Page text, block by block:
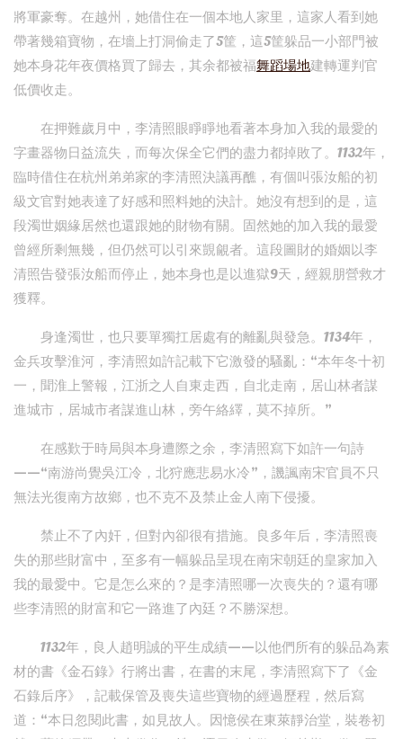
將軍豪奪。在越州，她借住在一個本地人家里，這家人看到她
帶著幾箱寶物，在墻上打洞偷走了5筐，這5筐躲品一小部門被
她本身花年夜價格買了歸去，其余都被福舞蹈場地建轉運判官
低價收走。
在押難歲月中，李清照眼睜睜地看著本身加入我的最愛的
字畫器物日益流失，而每次保全它們的盡力都掉敗了。1132年，
臨時借住在杭州弟弟家的李清照決議再醮，有個叫張汝船的初
級文官對她表達了好感和照料她的決計。她沒有想到的是，這
段濁世姻緣居然也還跟她的財物有關。固然她的加入我的最愛
曾經所剩無幾，但仍然可以引來覬覦者。這段圖財的婚姻以李
清照告發張汝船而停止，她本身也是以進獄9天，經親朋營救才
獲釋。
身逢濁世，也只要單獨扛居處有的離亂與發急。1134年，
金兵攻擊淮河，李清照如許記載下它激發的騷亂：“本年冬十初
一，聞淮上警報，江浙之人自東走西，自北走南，居山林者謀
進城市，居城市者謀進山林，旁午絡繹，莫不掉所。”
在感歎于時局與本身遭際之余，李清照寫下如許一句詩
——“南游尚覺吳江冷，北狩應悲易水冷”，譏諷南宋官員不只
無法光復南方故鄉，也不克不及禁止金人南下侵擾。
禁止不了內奸，但對內卻很有措施。良多年后，李清照喪
失的那些財富中，至多有一幅躲品呈現在南宋朝廷的皇家加入
我的最愛中。它是怎么來的？是李清照哪一次喪失的？還有哪
些李清照的財富和它一路進了內廷？不勝深想。
1132年，良人趙明誠的平生成績——以他們所有的躲品為素
材的書《金石錄》行將出書，在書的末尾，李清照寫下了《金
石錄后序》，記載保管及喪失這些寶物的經過歷程，然后寫
道：“本日忽閱此書，如見故人。因憶侯在東萊靜治堂，裝卷初